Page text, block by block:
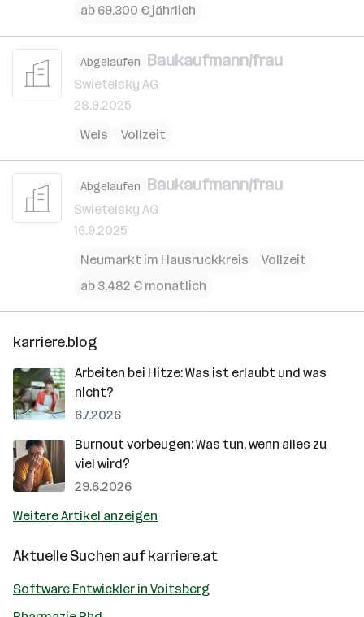
ab 69.300 € jährlich
Abgelaufen Baukaufmann/frau
Swietelsky AG
28.9.2025
Wels
Vollzeit
Abgelaufen Baukaufmann/frau
Swietelsky AG
16.9.2025
Neumarkt im Hausruckkreis
Vollzeit
ab 3.482 € monatlich
karriere.blog
Arbeiten bei Hitze: Was ist erlaubt und was
nicht?
6.7.2026
Burnout vorbeugen: Was tun, wenn alles zu
viel wird?
29.6.2026
Weitere Artikel anzeigen
Aktuelle Suchen aufkarriere.at
Software Entwickler in Voitsberg